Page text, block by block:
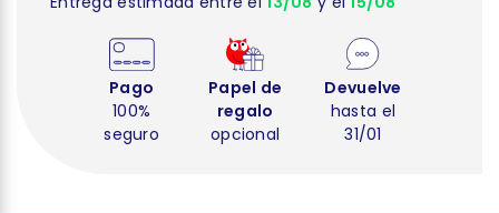
Pago
100%
seguro
Papel de
regalo
opcional
Devuelve
hasta el
31/01